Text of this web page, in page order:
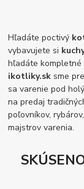
Hľadáte poctivý
vybavujete si
hľadáte kompletné
ikotliky.sk sme
sa varenie pod
na predaj
poľovníkov, rybárov,
majstrov varenia.